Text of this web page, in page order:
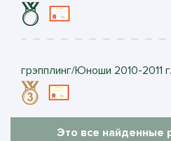
грэпплинг/Юноши 2010-2011
Это все найденные